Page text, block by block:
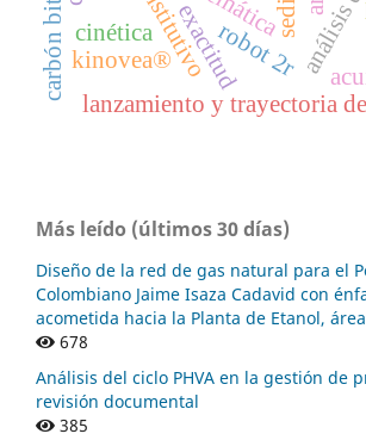
exactitud
lanzamiento y trayectoria
kinovea®
cinética robot 2r
Más leído (últimos 30 días)
Diseño de la red de gas natural para el
Colombiano Jaime Isaza Cadavid con
acometida hacia la Planta de Etanol,
678
Análisis del ciclo PHVA en la gestión de
revisión documental
385